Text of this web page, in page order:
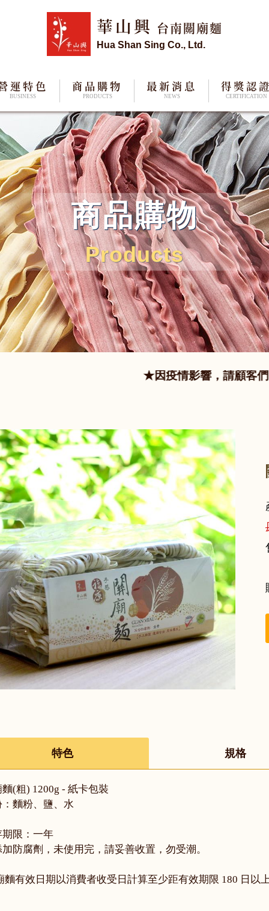
華山興 台南關廟麵
Hua Shan Sing Co., Ltd.
運特色
BUSINESS
商品購物
PRODUCTS
最新消息
NEWS
得獎認
CERTIFICATION
商品購物
Products
特色 規格
麵(粗) 1200g - 紙卡包裝
：麵粉、鹽、水
期限：一年
防腐劑，未使用完，請妥善收置，勿受潮。
麵有效日期以消費者收受日計算至少距有效期限 180 日以